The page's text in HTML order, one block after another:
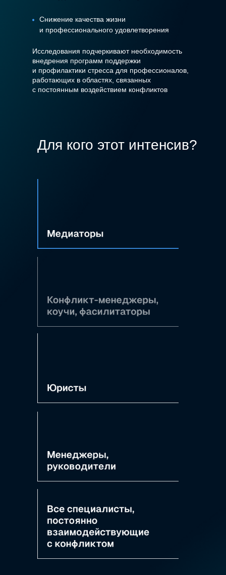
Для кого этот интенсив?
Снижение качества жизни
и профессионального удовлетворения
Исследования подчеркивают необходимость
внедрения программ поддержки
и профилактики стресса для профессионалов,
работающих в областях, связанных
с постоянным воздействием конфликтов